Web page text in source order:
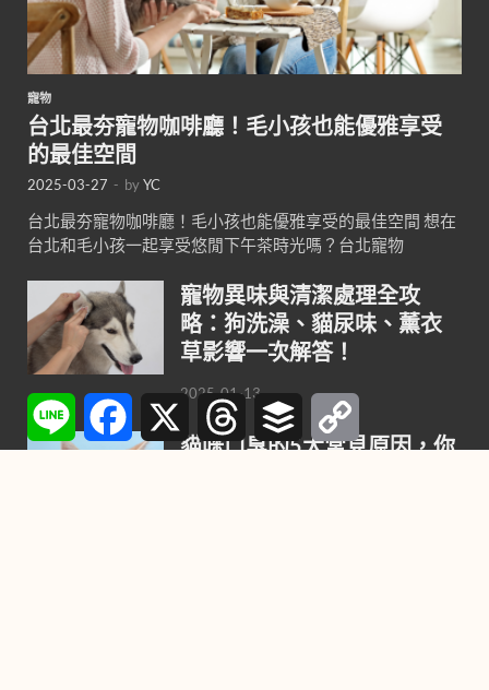
寵物
台北最夯寵物咖啡廳！毛小孩也能優雅享受
的最佳空間
2025-03-27 - byYC
台北最夯寵物咖啡廳！毛小孩也能優雅享受的最佳空間 想在
台北和毛小孩一起享受悠閒下午茶時光嗎？台北寵物
寵物異味與清潔處理全攻
略：狗洗澡、貓尿味、薰衣
草影響一次解答！
2025-01-13
貓咪口臭的5大常見原因，你
Line Facebook
X Threads Buffer